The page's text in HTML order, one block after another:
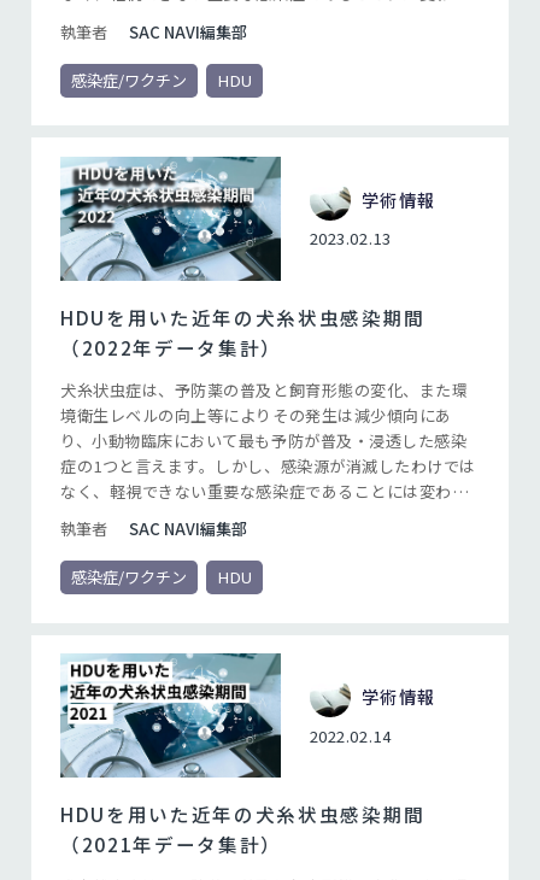
ありません。ミルベマイシン オキシムなどの犬糸状虫症
予防薬は、適切に投与すれば確実な予防が可能な優れた
薬剤です。その優れた効果を発揮させるためには文字通
り「適切に投与する」必要があり、投薬期間と確実な投
執筆者 SAC NAVI編集部
感染症/ワクチン HDU
学術情報
2023.02.13
HDUを用いた近年の犬糸状虫感染期間
（2022年データ集計）
犬糸状虫症は、予防薬の普及と飼育形態の変化、また環
境衛生レベルの向上等によりその発生は減少傾向にあ
り、小動物臨床において最も予防が普及・浸透した感染
症の1つと言えます。しかし、感染源が消滅したわけでは
なく、軽視できない重要な感染症であることには変わり
ありません。ミルベマイシン オキシムなどの犬糸状虫症
予防薬は、適切に投与すれば確実な予防が可能な優れた
薬剤です。その優れた効果を発揮させるためには文字通
り「適切に投与する」必要があり、投薬期間と確実な投
執筆者 SAC NAVI編集部
感染症/ワクチン HDU
学術情報
2022.02.14
HDUを用いた近年の犬糸状虫感染期間
（2021年データ集計）